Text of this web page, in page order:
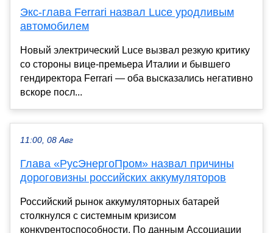
Экс‑глава Ferrari назвал Luce уродливым
автомобилем
Новый электрический Luce вызвал резкую критику
со стороны вице-премьера Италии и бывшего
гендиректора Ferrari — оба высказались негативно
вскоре посл...
11:00, 08 Авг
Глава «РусЭнергоПром» назвал причины
дороговизны российских аккумуляторов
Российский рынок аккумуляторных батарей
столкнулся с системным кризисом
конкурентоспособности. По данным Ассоциации